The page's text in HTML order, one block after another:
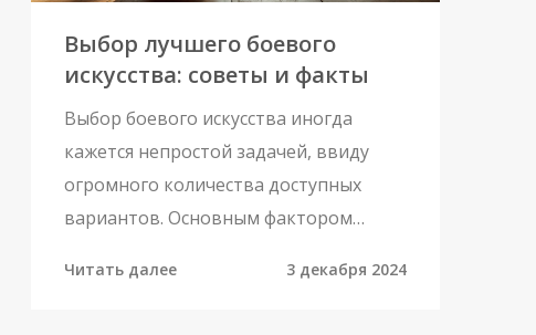
Выбор лучшего боевого
искусства: советы и факты
Выбор боевого искусства иногда
кажется непростой задачей, ввиду
огромного количества доступных
вариантов. Основным фактором
физическая подготовка или
Читать далее 3 декабря 2024